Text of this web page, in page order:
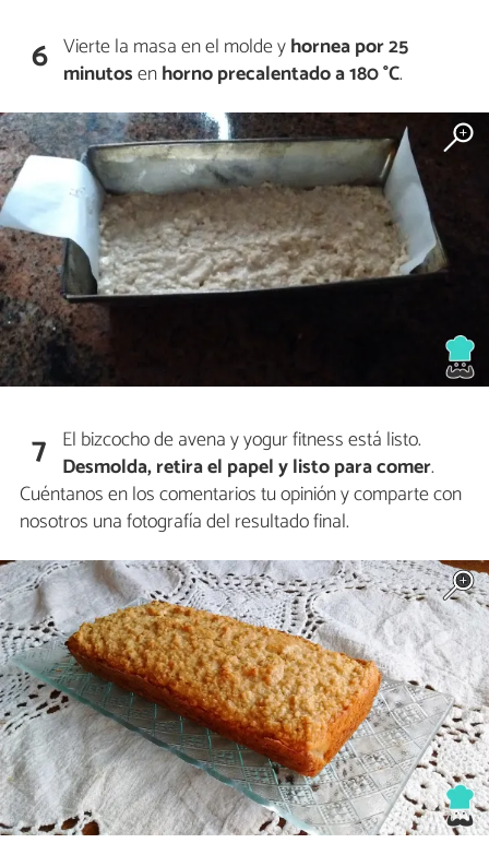
6 Vierte la masa en el molde yhornea por 25
minutosenhorno precalentado a 180 °C.
7 El bizcocho de avena y yogur fitness está listo.
Desmolda, retira el papel y listo para comer.
Cuéntanos en los comentarios tu opinión y comparte con
nosotros una fotografía del resultado final.